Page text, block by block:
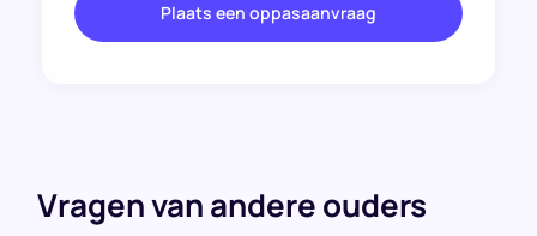
Plaats een oppasaanvraag
Vragen van andere ouders